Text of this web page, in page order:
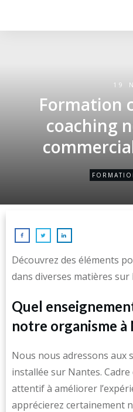
19
Formation
coaching
Découvrez des éléments
dans diverses matières sur
Quel
notre organisme à
Nous nous adressons aux
installée sur Nantes.
attentif à améliorer
apprécierez certainement